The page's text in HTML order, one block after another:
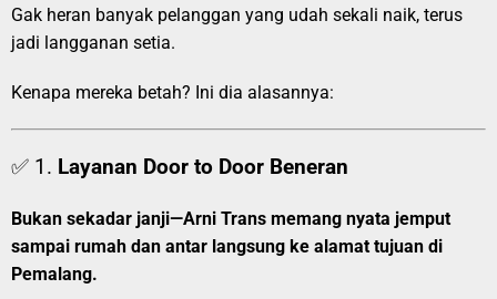
Gak heran banyak pelanggan yang udah sekali naik, terus
jadi langganan setia.
Kenapa mereka betah? Ini dia alasannya:
✅ 1. Layanan Door to Door Beneran
Bukan sekadar janji—Arni Trans memang nyata jemput
sampai rumah dan antar langsung ke alamat tujuan di
Pemalang.